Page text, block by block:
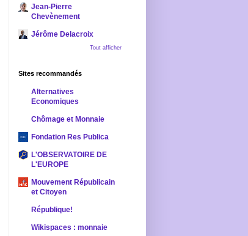
Jean-Pierre
Chevènement
Jérôme Delacroix
Tout afficher
Sites recommandés
Alternatives
Economiques
Chômage et Monnaie
Fondation Res Publica
L'OBSERVATOIRE DE
L'EUROPE
Mouvement Républicain
et Citoyen
République!
Wikispaces : monnaie